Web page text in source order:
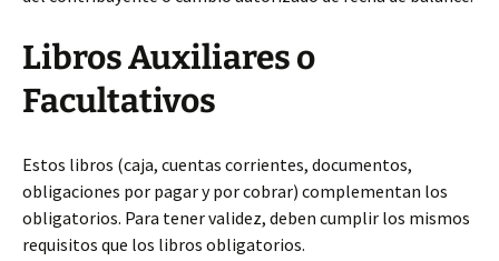
Libros Auxiliares o
Facultativos
Estos libros (caja, cuentas corrientes, documentos,
obligaciones por pagar y por cobrar) complementan los
obligatorios. Para tener validez, deben cumplir los mismos
requisitos que los libros obligatorios.